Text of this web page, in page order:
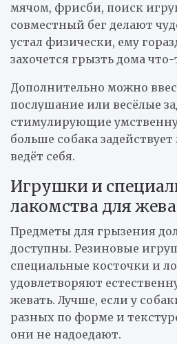
мячом, фрисби, поиск
совместный бег делают
устал физически, ему
захочется грызть дома
Дополнительно можно
послушание или весёлые
стимулирующие
больше собака
ведёт себя.
Игрушки и
лакомства для
Предметы для грызения
доступны. Резиновые
специальные косточки и
удовлетворяют
жевать. Лучше, если у
разных по форме и
они не надоедают.